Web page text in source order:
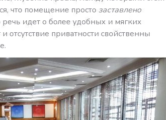
что помещение просто заставлено
идет о более удобных и мягких
отсутствие приватности свойственны